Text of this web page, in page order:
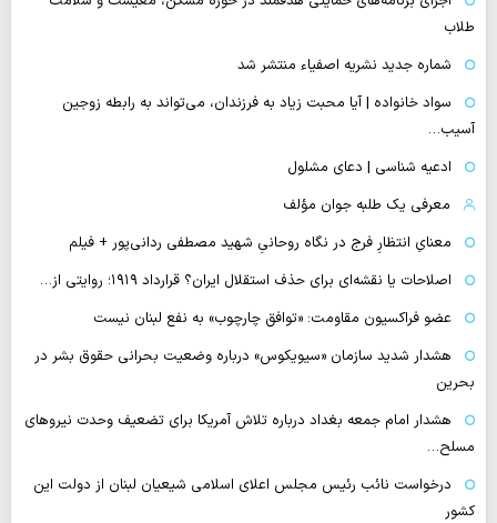
طلاب
شماره جدید نشریه اصفیاء منتشر شد
سواد خانواده | آیا محبت زیاد به فرزندان، می‌تواند به رابطه زوجین
آسیب…
ادعیه شناسی | دعای مشلول
معرفی یک طلبه جوان مؤلف
معنایِ انتظارِ فرج در نگاه روحانیِ شهید مصطفی ردانی‌پور + فیلم
اصلاحات یا نقشه‌ای برای حذف استقلال ایران؟ قرارداد ۱۹۱۹؛ روایتی از…
عضو فراکسیون مقاومت: «توافق چارچوب» به نفع لبنان نیست
هشدار شدید سازمان «سیویکوس» درباره وضعیت بحرانی حقوق بشر در
بحرین
هشدار امام جمعه بغداد درباره تلاش آمریکا برای تضعیف وحدت نیروهای
مسلح…
درخواست نائب رئیس مجلس اعلای اسلامی شیعیان لبنان از دولت این
کشور